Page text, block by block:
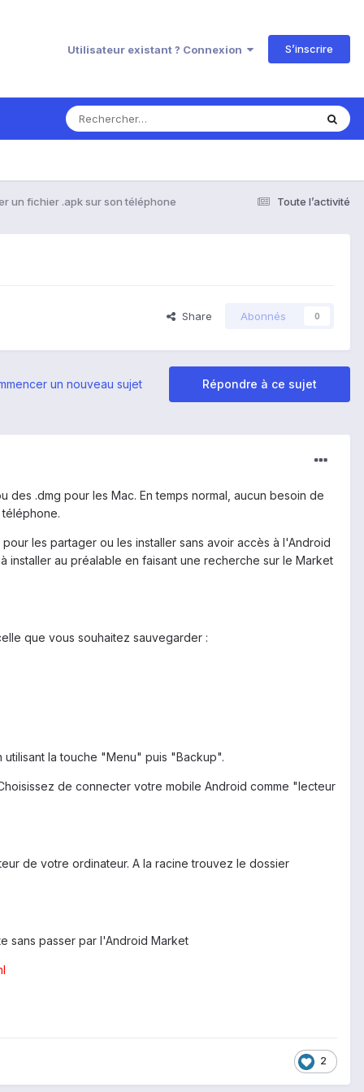
Utilisateur existant ? Connexion S’inscrire
Toute l’activité
un fichier .apk sur son téléphone
Share Abonnés 0
Répondre à ce sujet
un nouveau sujet
.dmg pour les Mac. En temps normal, aucun besoin de
les partager ou les installer sans avoir accès à l'Android
au préalable en faisant une recherche sur le Market
que vous souhaitez sauvegarder :
la touche "Menu" puis "Backup".
de connecter votre mobile Android comme "lecteur
de votre ordinateur. A la racine trouvez le dossier
sans passer par l'Android Market
2